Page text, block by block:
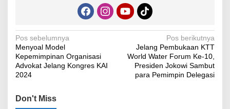
Navigasi
pos
Pos sebelumnya
Menyoal Model
Kepemimpinan Organisasi
Advokat Jelang Kongres KAI
2024
Pos berikutnya
Jelang Pembukaan KTT
World Water Forum Ke-10,
Presiden Jokowi Sambut
para Pemimpin Delegasi
Don't Miss